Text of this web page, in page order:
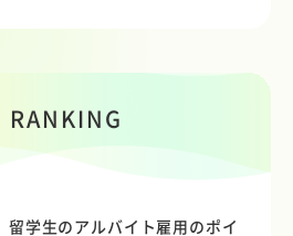
RANKING
留学生のアルバイト雇用のポイ